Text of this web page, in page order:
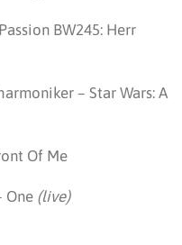
BW245: Herr
– Star Wars: A
Of Me
One (live)